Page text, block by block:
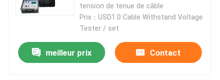
tension de tenue de câble
Prix：USD1.0 Cable Withstand Voltage
Tester / set
meilleur prix Contact